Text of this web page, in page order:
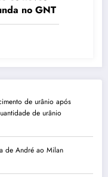
no GNT
de urânio após
de urânio
de André ao Milan